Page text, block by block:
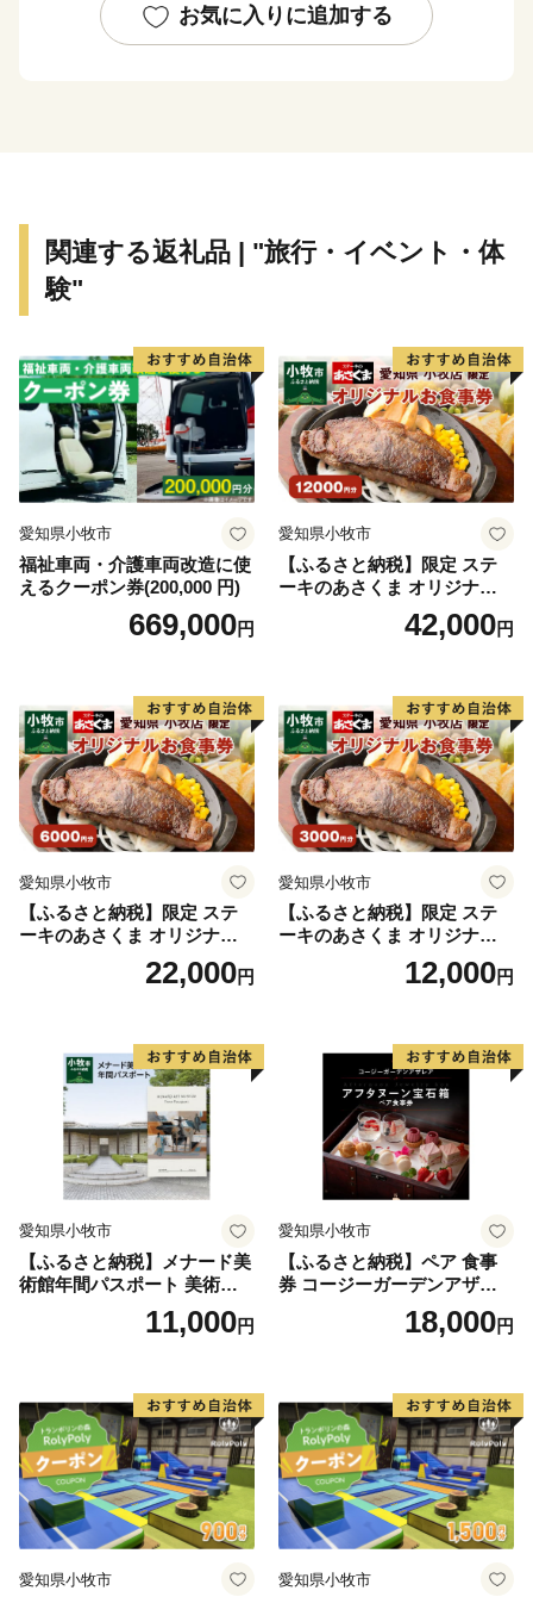
れています。
そのような歴史を有する西尾市は、市制を施行した昭
なった西尾市は、農水産物の生産も盛んで、農業、工
業、商業のバランスの取れた産業を展開しています。
えびせんべい」は特許庁の地域団体商標（地域ブラン
ド）にも認定されている全国に誇る三大ブランドです。
また、市内には歴史的な史跡や名所が点在し、伝統的
な祭りや民俗芸能も多く伝えられているほか、海・山・
川など自然環境も豊かな「自然と文化と人々がとけあ
い、心豊かに暮らせるまち」それが六万石城下町・西尾
です。
【お問い合わせ先】
■ 返礼品・配送に関する問い合わせ
※西尾市は、返礼品に関する事務を外部委託していま
す。
TEL：0563-57-7882
Mail：furusato@katch.ne.jp
■ ワンストップ特例に関する問い合わせ
愛知県西尾市ふるさと納税ワンストップ受付センター
（シフトプラス株式会社）
※西尾市は、ワンストップ特例申請受付業務を外部委託
■ その他に関する問い合わせ
西尾市総合政策部秘書政策課
TEL：0563-65-2154
Mail：furusato@city.nishio.lg.jp
お気に入りに追加する
関連する返礼品 | "旅行・イベント・体
験"
愛知県小牧市
福祉車両・介護車両改造に使
えるクーポン券(200,000 円)
669,000円
愛知県小牧市
【ふるさと納税】限定 ステ
ーキのあさくま オリジナル
お食事券 12000円 お好きなメ
ニュー 好きなだけ コーンス
県 小牧店 小牧市 チケット 送
料無料
42,000円
愛知県小牧市
【ふるさと納税】限定 ステ
ーキのあさくま オリジナル
お食事券 6000円 お好きなメ
ニュー 好きなだけ コーンス
県 小牧店 小牧市 チケット 送
料無料
22,000円
愛知県小牧市
【ふるさと納税】限定 ステ
ーキのあさくま オリジナル
お食事券 3000円 お好きなメ
ニュー 好きなだけ コーンス
県 小牧店 小牧市 チケット 送
12,000円
愛知県小牧市
【ふるさと納税】メナード美
術館年間パスポート 美術館
11,000円
愛知県小牧市
【ふるさと納税】ペア 食事
券 コージーガーデンアザレ
ア アフタヌーン宝石箱 ホテ
ル特製 デザート 6種類 サン
ティー チケット 券 2名様分
お祝 誕生日 記念日 名鉄小牧
ホテル 愛知県 小牧市 送料無
料
18,000円
愛知県小牧市 愛知県小牧市